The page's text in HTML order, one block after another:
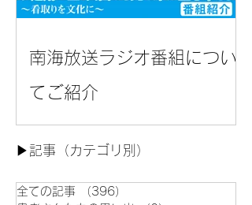
南海放送ラジオ番組につい
てご紹介
▶︎記事（カテゴリ別）
全ての記事 （396）